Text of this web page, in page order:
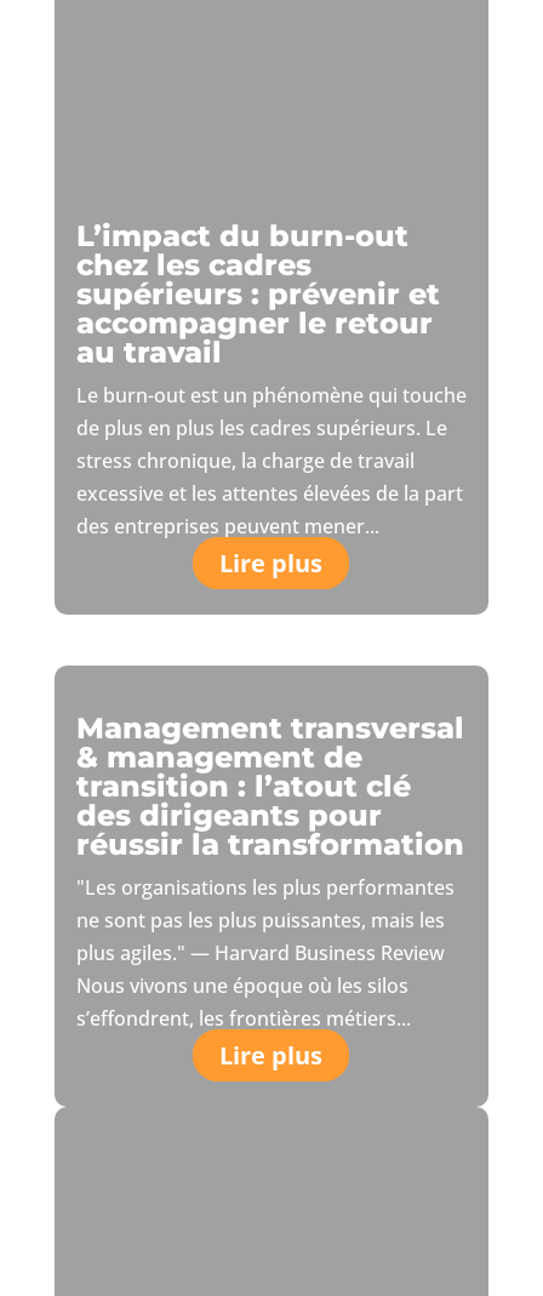
L’impact du burn-out
chez les cadres
supérieurs : prévenir et
accompagner le retour
au travail
Le burn-out est un phénomène qui touche
de plus en plus les cadres supérieurs. Le
stress chronique, la charge de travail
excessive et les attentes élevées de la part
des entreprises peuvent mener...
Lire plus
Management transversal
& management de
transition : l’atout clé
des dirigeants pour
réussir la transformation
"Les organisations les plus performantes
ne sont pas les plus puissantes, mais les
plus agiles." — Harvard Business Review
Nous vivons une époque où les silos
s’effondrent, les frontières métiers...
Lire plus